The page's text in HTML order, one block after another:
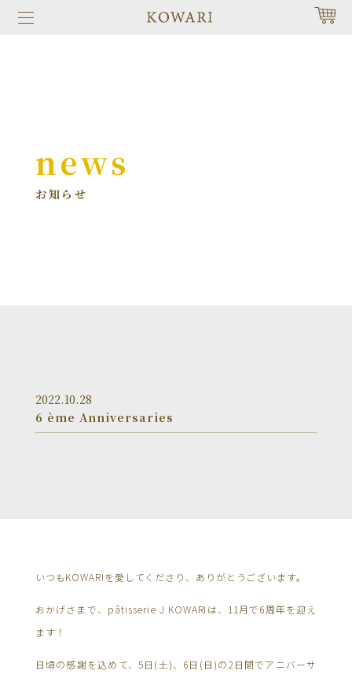
news
お知らせ
2022.10.28
6 ème Anniversaries
いつもKOWARIを愛してくださり、ありがとうございます。
おかげさまで、pâtisserie J.KOWARIは、11月で6周年を迎え
ます！
日頃の感謝を込めて、5日(土)、6日(日)の2日間でアニバーサ